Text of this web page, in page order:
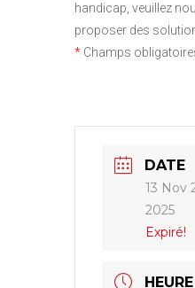
handicap, veuillez
proposer des
* Champs
DATE
13 Nov
2025
Expiré!
HEURE